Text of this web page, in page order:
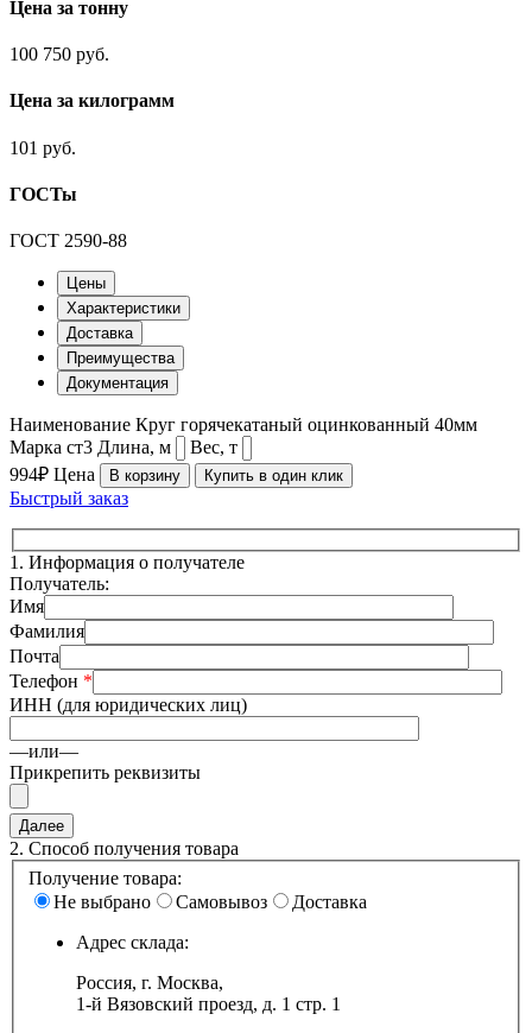
Цена за тонну
100 750 руб.
Цена за килограмм
101 руб.
ГОСТы
ГОСТ 2590-88
Цены
Характеристики
Доставка
Преимущества
Документация
Наименование Круг горячекатаный оцинкованный 40мм
Марка ст3 Длина, м
Вес, т
994₽ Цена В корзину Купить в один клик
Быстрый заказ
1. Информация о получателе
Получатель:
Имя
Фамилия
Почта
Телефон *
ИНН (для юридических лиц)
—или—
Прикрепить реквизиты
2. Способ получения товара
Получение товара:
Не выбрано
Самовывоз
Доставка
Адрес склада:
Россия, г. Москва,
1-й Вязовский проезд, д. 1 стр. 1